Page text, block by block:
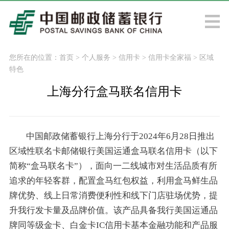
您所在的位置： 首页> 个人服务 > 信用卡 > 信用卡全家福 > 区域
特色
上海分行盒马联名信用卡
中国邮政储蓄银行上海分行于2024年6月28日推出
区域性联名卡邮储银行美国运通盒马联名信用卡（以下
简称“盒马联名卡”），面向一二线城市对生活品质有所
追求的年轻客群，配置盒马红包权益，利用盒马鲜生品
牌优势、线上日常消费便利性和线下门店驻场优势，提
升我行发卡量及品牌价值。该产品具备我行美国运通品
牌同等级金卡、白金卡IC信用卡基本金融功能和产品服